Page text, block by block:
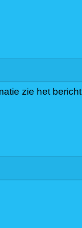
zie het bericht